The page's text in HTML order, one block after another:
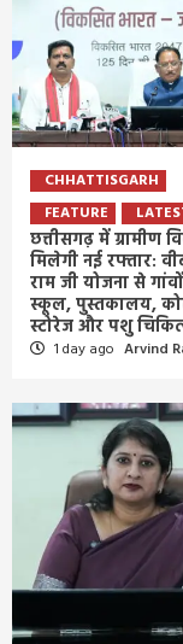
CHHATTISGARH
FEATURE
छत्तीसगढ़ में ग्रामीण
मिलेगी नई रफ्तार:
राम जी योजना से
स्कूल, पुस्तकालय,
स्टोरेज और पशु
1 day ago Arvind